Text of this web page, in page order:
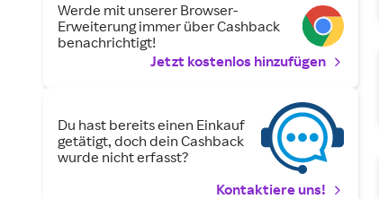
Werde mit unserer Browser-
Erweiterung immer über Cashback
benachrichtigt!
Jetzt kostenlos hinzufügen
Du hast bereits einen Einkauf
getätigt, doch dein Cashback
wurde nicht erfasst?
Kontaktiere uns!